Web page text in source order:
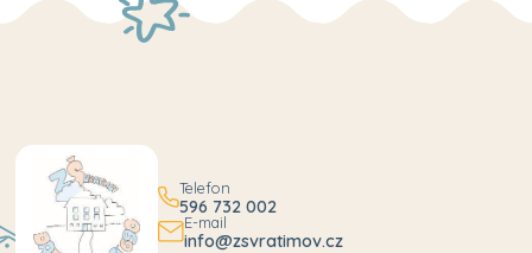
Telefon
596 732 002
E-mail
info@zsvratimov.cz